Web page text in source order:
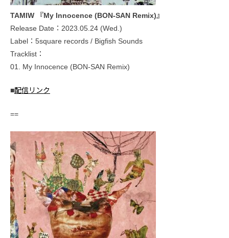
TAMIW 『My Innocence (BON-SAN Remix)』
Release Date：2023.05.24 (Wed.)
Label：5square records / Bigfish Sounds
Tracklist：
01. My Innocence (BON-SAN Remix)
■配信リンク
==